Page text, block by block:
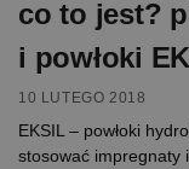
co to jest?
i powłoki
10 LUTEGO 2018
EKSIL – powłoki
stosować impregnaty